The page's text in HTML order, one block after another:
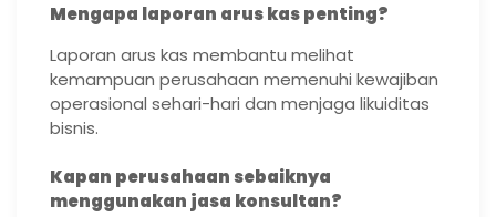
Mengapa laporan arus kas penting?
Laporan arus kas membantu melihat
kemampuan perusahaan memenuhi kewajiban
operasional sehari-hari dan menjaga likuiditas
bisnis.
Kapan perusahaan sebaiknya
menggunakan jasa konsultan?